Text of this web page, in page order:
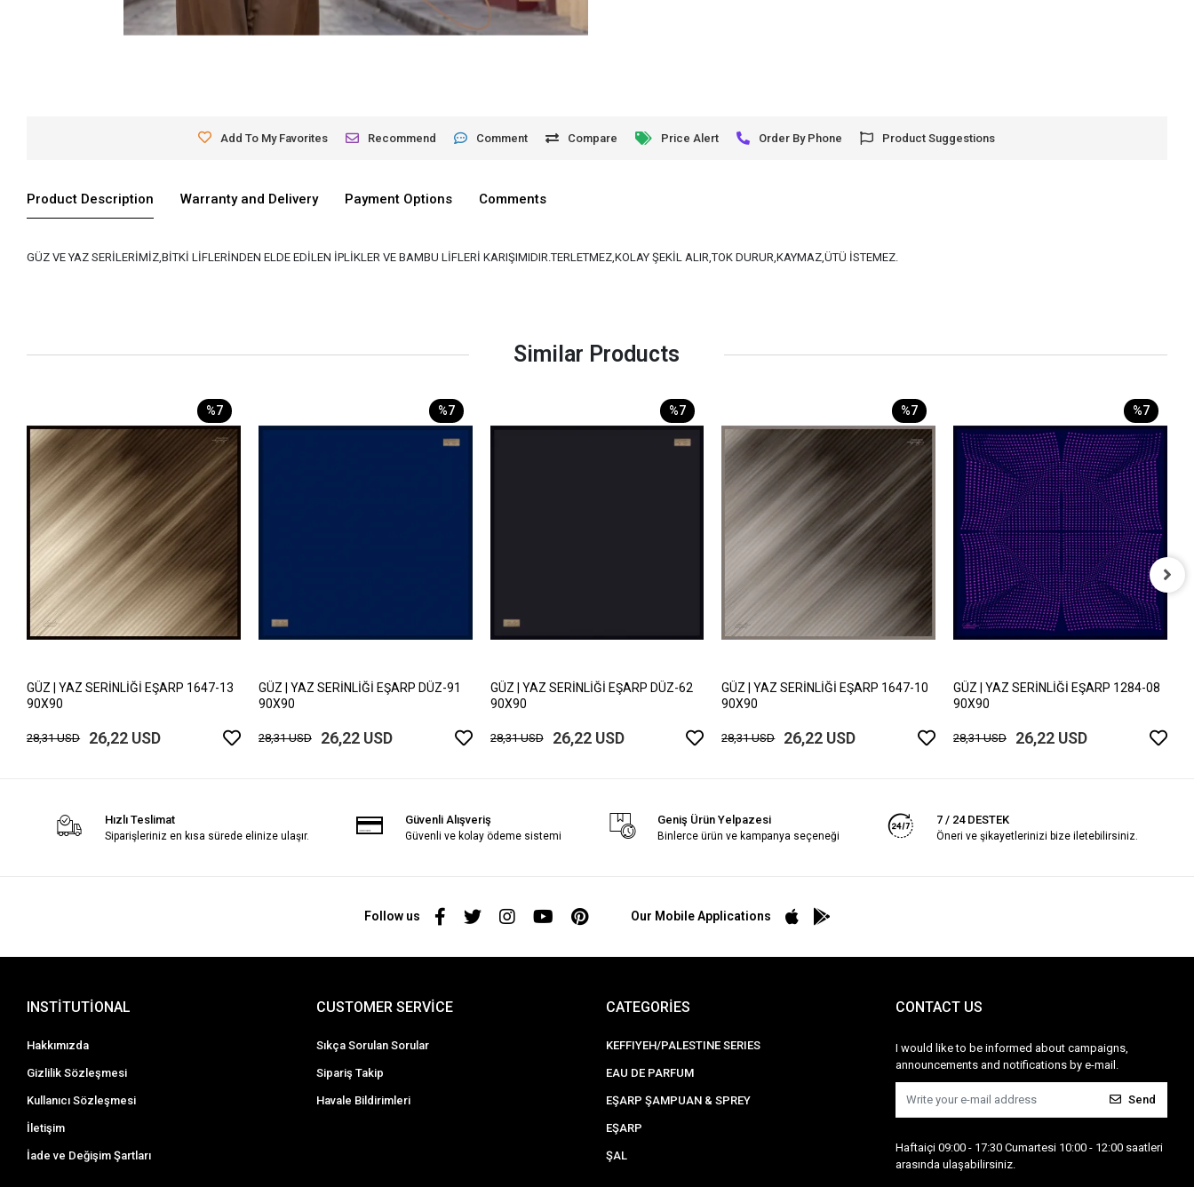
Add To My Favorites Recommend Comment Compare Price Alert Order By Phone Product Suggestions
Product Description Warranty and Delivery Payment Options Comments
GÜZ VE YAZ SERİLERİMİZ,BİTKİ LİFLERİNDEN ELDE EDİLEN İPLİKLER VE BAMBU LİFLERİ KARIŞIMIDIR.TERLETMEZ,KOLAY ŞEKİL ALIR,TOK DURUR,KAYMAZ,ÜTÜ İSTEMEZ.
Similar Products
%7
GÜZ | YAZ SERİNLİĞİ EŞARP 1647-13
90X90
28,31 USD 26,22 USD
%7
GÜZ | YAZ SERİNLİĞİ EŞARP DÜZ-91
90X90
28,31 USD 26,22 USD
%7
GÜZ | YAZ SERİNLİĞİ EŞARP DÜZ-62
90X90
28,31 USD 26,22 USD
%7
GÜZ | YAZ SERİNLİĞİ EŞARP 1647-10
90X90
28,31 USD 26,22 USD
%7
GÜZ | YAZ SERİNLİĞİ EŞARP 1284-08
90X90
28,31 USD 26,22 USD
Hızlı Teslimat
Siparişleriniz en kısa sürede elinize ulaşır.
Güvenli Alışveriş
Güvenli ve kolay ödeme sistemi
Geniş Ürün Yelpazesi
Binlerce ürün ve kampanya seçeneği
7 / 24 DESTEK
Öneri ve şikayetlerinizi bize iletebilirsiniz.
Follow us Our Mobile Applications
INSTİTUTİONAL
Hakkımızda
Gizlilik Sözleşmesi
Kullanıcı Sözleşmesi
İletişim
İade ve Değişim Şartları
CUSTOMER SERVİCE
Sıkça Sorulan Sorular
Sipariş Takip
Havale Bildirimleri
CATEGORİES
KEFFIYEH/PALESTINE SERIES
EAU DE PARFUM
EŞARP ŞAMPUAN & SPREY
EŞARP
ŞAL
CONTACT US
I would like to be informed about campaigns,
announcements and notifications by e-mail.
Send
Haftaiçi 09:00 - 17:30 Cumartesi 10:00 - 12:00 saatleri
arasında ulaşabilirsiniz.